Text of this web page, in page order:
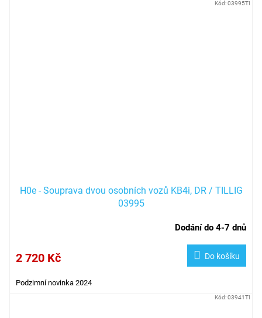
H0e - Souprava dvou osobních vozů KB4i, DR / TILLIG
03995
Dodání do 4-7 dnů
2 720 Kč Do košíku
Podzimní novinka 2024
Kód:03995TI
Kód:03941TI